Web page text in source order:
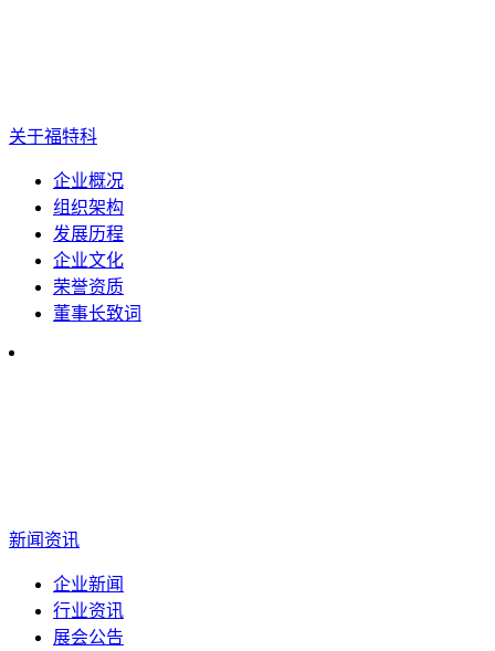
关于福特科
企业概况
组织架构
发展历程
企业文化
荣誉资质
董事长致词
新闻资讯
企业新闻
行业资讯
展会公告